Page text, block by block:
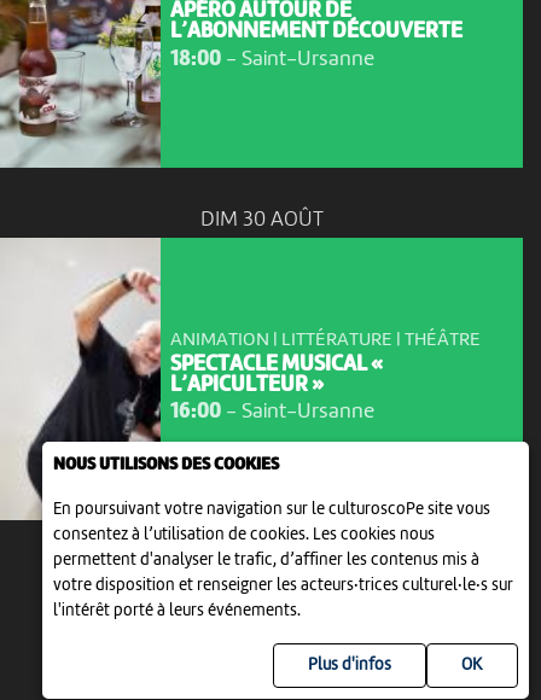
NOUS UTILISONS DES COOKIES
En poursuivant votre navigation sur le culturoscoPe site vous
consentez à l’utilisation de cookies. Les cookies nous
permettent d'analyser le trafic, d’affiner les contenus mis à
votre disposition et renseigner les acteurs·trices culturel·le·s sur
l'intérêt porté à leurs événements.
Plus d'infos
APÉRO AUTOUR DE
L’ABONNEMENT DÉCOUVERTE
18:00- Saint-Ursanne
DIM 30 AOÛT
ANIMATION | LITTÉRATURE | THÉÂTRE
SPECTACLE MUSICAL «
L’APICULTEUR »
16:00- Saint-Ursanne